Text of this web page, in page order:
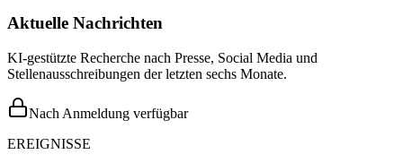
Aktuelle Nachrichten
KI-gestützte Recherche nach Presse, Social Media und
Stellenausschreibungen der letzten sechs Monate.
Nach Anmeldung verfügbar
EREIGNISSE